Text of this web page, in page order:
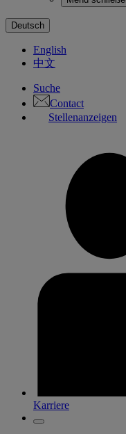
Deutsch
English
中文
Suche
Contact
Stellenanzeigen
Karriere